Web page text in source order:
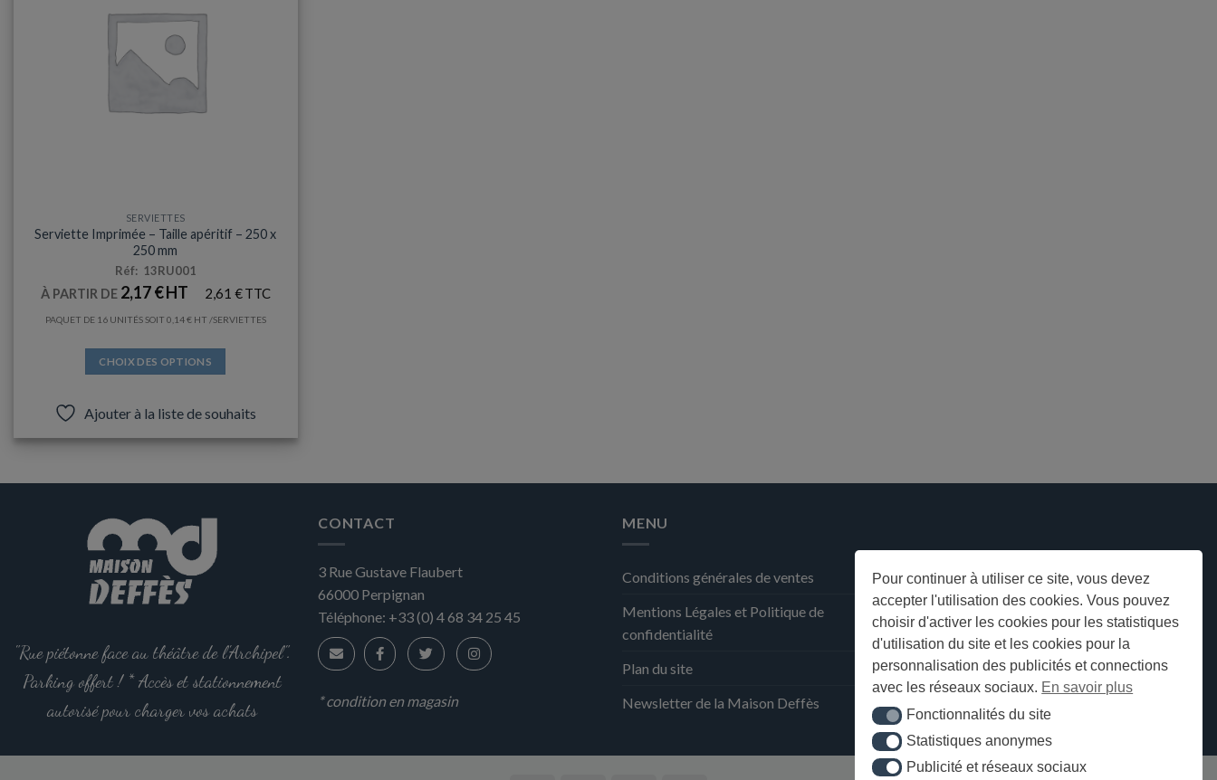
Pour continuer à utiliser ce site, vous devez
accepter l'utilisation des cookies. Vous pouvez
choisir d'activer les cookies pour les statistiques
d'utilisation du site et les cookies pour la
personnalisation des publicités et connections
avec les réseaux sociaux. En savoir plus
Fonctionnalités du site
Fonctionnalités du site
Statistiques anonymes
Statistiques anonymes
Publicité et réseaux sociaux
Publicité et réseaux sociaux
SERVIETTES
Serviette Imprimée – Taille apéritif – 250 x
250 mm
Réf: 13RU001
À PARTIR DE 2,17€ 2,61 €
PAQUET DE 16 UNITÉS SOIT 0,14€ /SERVIETTES
CHOIX DES OPTIONS
plusieurs
Les
peuvent
être
choisies
sur
du
produit
Ajouter à la liste de souhaits
"Rue piétonne face au théâtre de l'Archipel".
Parking offert ! * Accès et stationnement
autorisé pour charger vos achats
CONTACT
3 Rue Gustave Flaubert
66000 Perpignan
Téléphone: +33 (0) 4 68 34 25 45
* condition en magasin
MENU
Conditions générales de ventes
Mentions Légales et Politique de
confidentialité
Plan du site
Newsletter de la Maison Deffès